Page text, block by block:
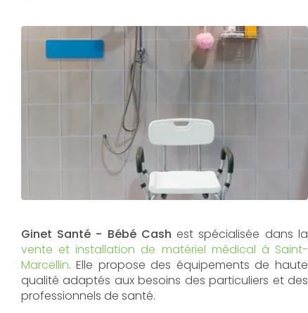
Ginet Santé - Bébé Cash est spécialisée dans la
vente et installation de matériel médical à Saint-
Marcellin. Elle propose des équipements de haute
qualité adaptés aux besoins des particuliers et des
professionnels de santé.